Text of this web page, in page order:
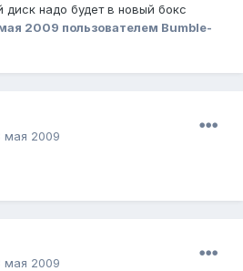
диск надо будет в новый бокс
2009 пользователем Bumble-
мая 2009
мая 2009